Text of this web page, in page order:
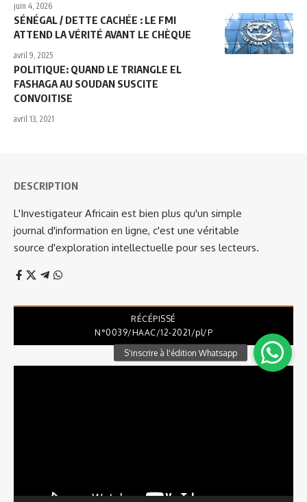
juin 4, 2026
SÉNÉGAL / DETTE CACHÉE : LE FMI
ATTEND LA VÉRITÉ AVANT LE CHÈQUE
avril 9, 2025
POLITIQUE: QUAND LE TRIANGLE EL
FASHAGA AU SOUDAN SUSCITE
CONVOITISE
avril 13, 2021
DESCRIPTION
L'Investigateur Africain est bien plus qu'un simple
journal d'information en ligne, c'est une véritable
source d'exploration intellectuelle pour ses lecteurs.
RÉCÉPISSÉ
N°0039/HAAC/12-2021/pl/P